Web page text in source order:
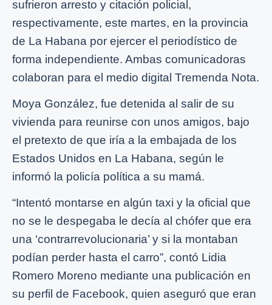
sufrieron arresto y citación policial,
respectivamente, este martes, en la provincia
de La Habana por ejercer el periodístico de
forma independiente. Ambas comunicadoras
colaboran para el medio digital Tremenda Nota.
Moya González, fue detenida al salir de su
vivienda para reunirse con unos amigos, bajo
el pretexto de que iría a la embajada de los
Estados Unidos en La Habana, según le
informó la policía política a su mamá.
“Intentó montarse en algún taxi y la oficial que
no se le despegaba le decía al chófer que era
una ‘contrarrevolucionaria’ y si la montaban
podían perder hasta el carro”, contó Lidia
Romero Moreno mediante una publicación en
su perfil de Facebook, quien aseguró que eran